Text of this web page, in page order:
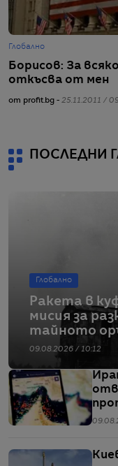
Глобално
Борисов: За
откъсва от мен
от profit.bg - 25.11.2011 /
ПОСЛЕДНИ
Глобално
Ракета в
мисия за
тайното
09.08.2026 / 10:12
че